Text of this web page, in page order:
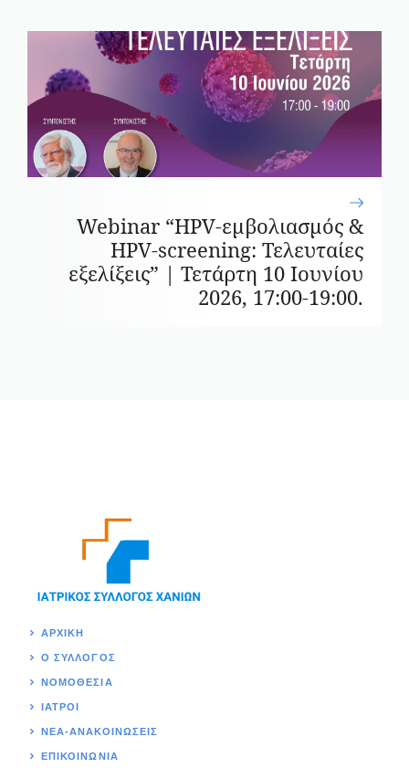
Webinar “HPV-εμβολιασμός &
HPV-screening: Τελευταίες
εξελίξεις” | Τετάρτη 10 Ιουνίου
2026, 17:00-19:00.
ΑΡΧΙΚΉ
Ο ΣΥΛΛΟΓΟΣ
ΝΟΜΟΘΕΣΊΑ
ΙΑΤΡΟΙ
ΝΕΑ-ΑΝΑΚΟΙΝΩΣΕΙΣ
ΕΠΙΚΟΙΝΩΝΊΑ